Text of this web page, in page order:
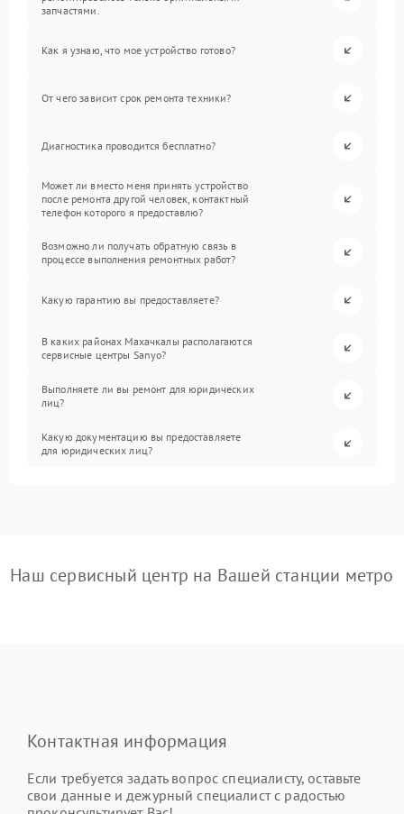
запчастями.
Как я узнаю, что мое устройство готово?
От чего зависит срок ремонта техники?
Диагностика проводится бесплатно?
Может ли вместо меня принять устройство
после ремонта другой человек, контактный
телефон которого я предоставлю?
Возможно ли получать обратную связь в
процессе выполнения ремонтных работ?
Какую гарантию вы предоставляете?
В каких районах Махачкалы располагаются
сервисные центры Sanyo?
Выполняете ли вы ремонт для юридических
лиц?
Какую документацию вы предоставляете
для юридических лиц?
Наш сервисный центр на Вашей станции метро
Контактная информация
Если требуется задать вопрос специалисту, оставьте
свои данные и дежурный специалист с радостью